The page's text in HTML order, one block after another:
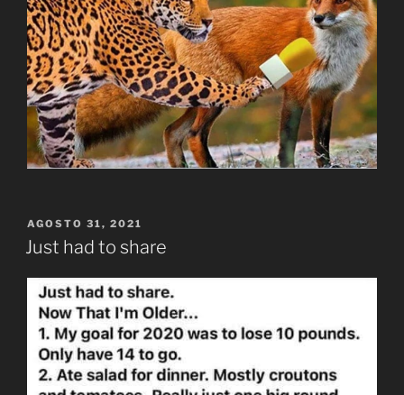
PUBLICADO
EL
AGOSTO 31, 2021
Just had to share